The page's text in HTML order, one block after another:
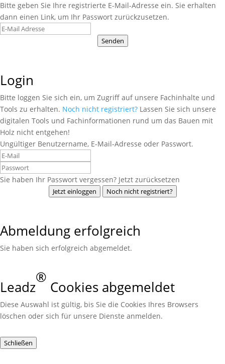
Bitte geben Sie Ihre registrierte E-Mail-Adresse ein. Sie erhalten
dann einen Link, um Ihr Passwort zurückzusetzen.
Senden
Login
Bitte loggen Sie sich ein, um Zugriff auf unsere Fachinhalte und
Tools zu erhalten. Noch nicht registriert? Lassen Sie sich unsere
digitalen Tools und Fachinformationen rund um das Bauen mit
Holz nicht entgehen!
Ungültiger Benutzername, E-Mail-Adresse oder Passwort.
Sie haben Ihr Passwort vergessen? Jetzt zurücksetzen
Jetzt einloggen Noch nicht registriert?
Abmeldung erfolgreich
Sie haben sich erfolgreich abgemeldet.
Leadz
®
Cookies abgemeldet
Diese Auswahl ist gültig, bis Sie die Cookies Ihres Browsers
löschen oder sich für unsere Dienste anmelden.
Schließen